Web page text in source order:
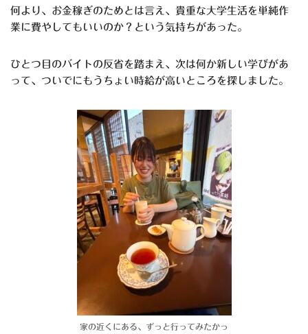
何より、お金稼ぎのためとは言え、貴重な大学生活を単純作
業に費やしてもいいのか？という気持ちがあった。
ひとつ目のバイトの反省を踏まえ、次は何か新しい学びがあ
って、ついでにもうちょい時給が高いところを探しました。
家の近くにある、ずっと行ってみたかっ